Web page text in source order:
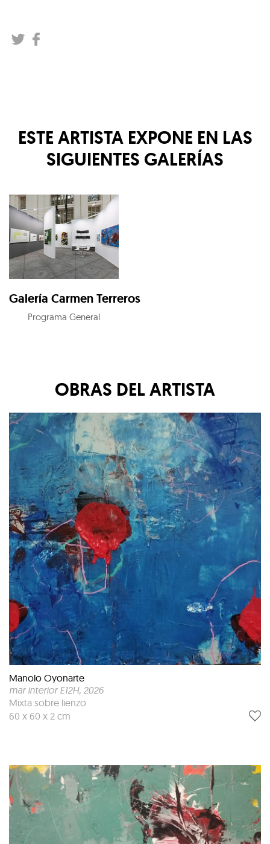
ESTE ARTISTA EXPONE EN LAS
SIGUIENTES GALERÍAS
Galería Carmen Terreros
Programa General
OBRAS DEL ARTISTA
Manolo Oyonarte
mar interior E12H, 2026
Mixta sobre lienzo
60 x 60 x 2 cm